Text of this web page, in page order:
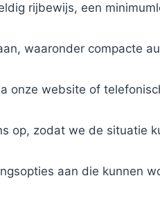
rijbewijs, een
waaronder compacte
onze website of
op, zodat we de situatie
aan die kunnen